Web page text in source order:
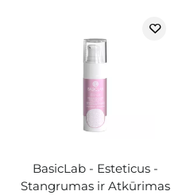
BasicLab - Esteticus -
Stangrumas ir Atkūrimas